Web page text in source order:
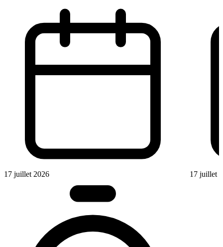
17 juillet 2026 17 juillet